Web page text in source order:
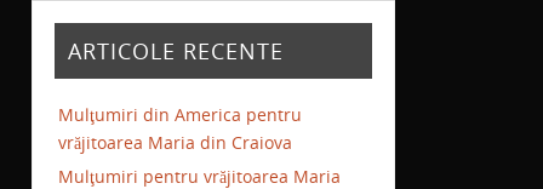
ARTICOLE RECENTE
Mulţumiri din America pentru
vrăjitoarea Maria din Craiova
Mulţumiri pentru vrăjitoarea Maria